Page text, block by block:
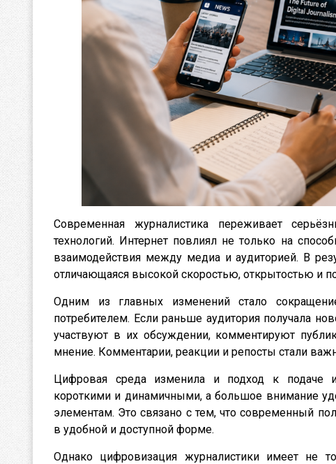
Современная журналистика переживает
технологий. Интернет повлиял не только на
взаимодействия между медиа и аудиторией. В
отличающаяся высокой скоростью, открытостью и
Одним из главных изменений стало
потребителем. Если раньше аудитория получала
участвуют в их обсуждении, комментируют
мнение. Комментарии, реакции и репосты стали
Цифровая среда изменила и подход к подаче
короткими и динамичными, а большое внимание
элементам. Это связано с тем, что современный
в удобной и доступной форме.
Однако цифровизация журналистики имеет не